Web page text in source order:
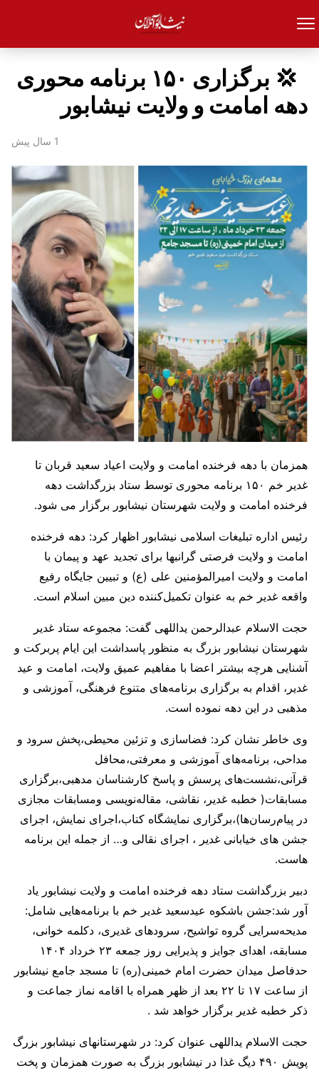
‍ ‍ 💢 برگزاری ۱۵۰ برنامه محوری
دهه امامت و ولایت نیشابور
1 سال پیش
همزمان با دهه فرخنده امامت و ولایت اعیاد سعید قربان تا
غدیر خم ۱۵۰ برنامه محوری توسط ستاد بزرگداشت دهه
فرخنده امامت و ولایت شهرستان نیشابور برگزار می شود.
رئیس اداره تبلیغات اسلامی نیشابور اظهار کرد: دهه فرخنده
امامت و ولایت فرصتی گرانبها برای تجدید عهد و پیمان با
امامت و ولایت امیرالمؤمنین علی (ع) و تبیین جایگاه رفیع
واقعه غدیر خم به عنوان تکمیل‌کننده دین مبین اسلام است.
حجت الاسلام عبدالرحمن یداللهی گفت: مجموعه ستاد غدیر
شهرستان نیشابور بزرگ به منظور پاسداشت این ایام پربرکت و
آشنایی هرچه بیشتر اعضا با مفاهیم عمیق ولایت، امامت و عید
غدیر، اقدام به برگزاری برنامه‌های متنوع فرهنگی، آموزشی و
مذهبی در این دهه نموده است.
وی خاطر نشان کرد: فضاسازی و تزئین محیطی،پخش سرود و
مداحی، برنامه‌های آموزشی و معرفتی،محافل
قرآنی،نشست‌های پرسش و پاسخ کارشناسان مدهبی،برگزاری
مسابقات( خطبه غدیر، نقاشی، مقاله‌نویسی ومسابقات مجازی
در پیام‌رسان‌ها)،برگزاری نمایشگاه کتاب،اجرای نمایش، اجرای
جشن های خیابانی غدیر ، اجرای نقالی و… از جمله این برنامه
هاست.
دبیر بزرگداشت ستاد دهه فرخنده امامت و ولایت نیشابور یاد
آور شد:جشن باشکوه عیدسعید غدیر خم با برنامه‌هایی شامل:
مدیحه‌سرایی گروه تواشیح، سرودهای غدیری، دکلمه خوانی،
مسابقه، اهدای جوایز و پذیرایی روز جمعه ۲۳ خرداد ۱۴۰۴
حدفاصل میدان حضرت امام خمینی(ره) تا مسجد جامع نیشابور
از ساعت ۱۷ تا ۲۲ بعد از ظهر همراه با اقامه نماز جماعت و
ذکر خطبه غدیر برگزار خواهد شد .
حجت الاسلام یداللهی عنوان کرد: در شهرستانهای نیشابور بزرگ
پویش ۴۹۰ دیگ غذا در نیشابور بزرگ به صورت همزمان و پخت